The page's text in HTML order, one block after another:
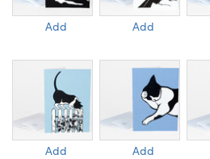
Add Add
Add Add